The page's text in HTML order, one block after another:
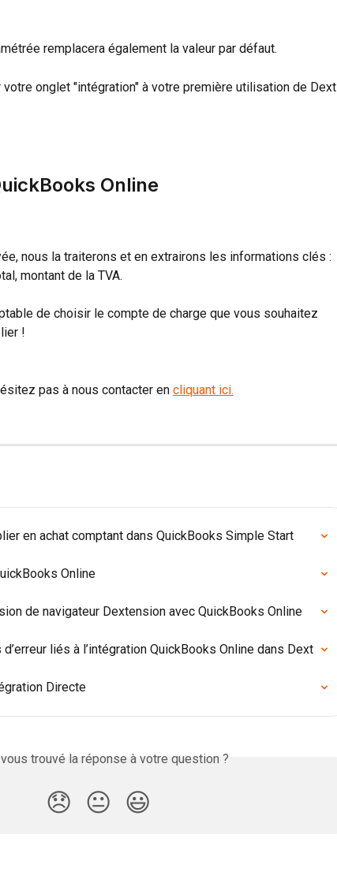
remplacera également la valeur par défaut.
onglet "intégration" à votre première utilisation de Dext
Online
nous la traiterons et en extrairons les informations clés :
montant de la TVA.
de choisir le compte de charge que vous souhaitez
!
pas à nous contacter en cliquant ici.
en achat comptant dans QuickBooks Simple Start
Online
de navigateur Dextension avec QuickBooks Online
liés à l’intégration QuickBooks Online dans Dext
Directe
trouvé la réponse à votre question ?
😞 😐 😃